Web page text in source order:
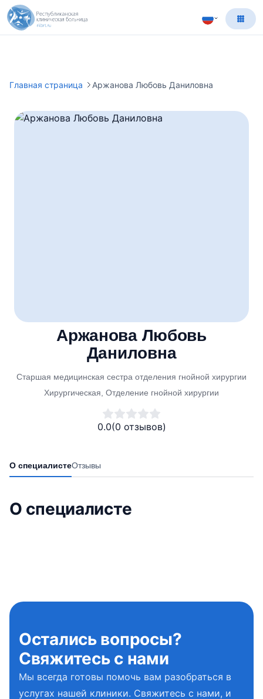
Главная страница Аржанова Любовь Даниловна
Аржанова Любовь
Даниловна
Старшая медицинская сестра отделения гнойной хирургии
Хирургическая, Отделение гнойной хирургии
0.0(0 отзывов)
О специалистеОтзывы
О специалисте
Остались вопросы?
Свяжитесь с нами
Мы всегда готовы помочь вам разобраться в
услугах нашей клиники. Свяжитесь с нами, и